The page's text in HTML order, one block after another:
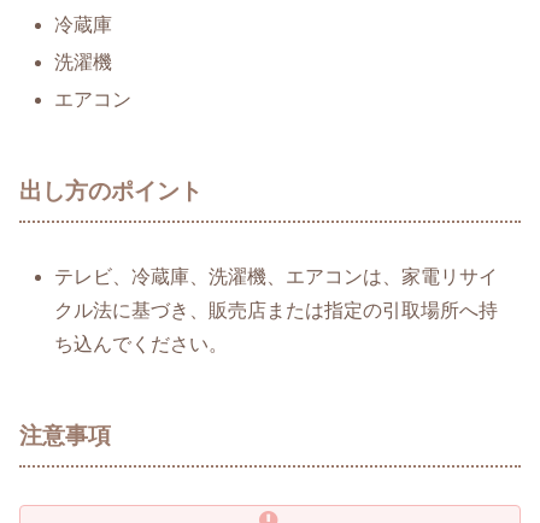
冷蔵庫
洗濯機
エアコン
出し方のポイント
テレビ、冷蔵庫、洗濯機、エアコンは、家電リサイ
クル法に基づき、販売店または指定の引取場所へ持
ち込んでください。
注意事項